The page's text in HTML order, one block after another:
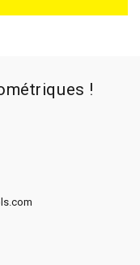
!